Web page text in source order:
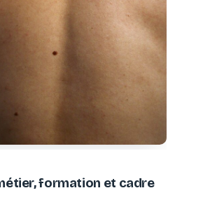
formation et cadre